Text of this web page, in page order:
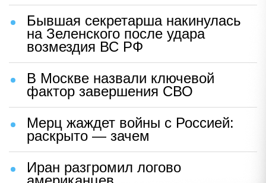
Бывшая секретарша накинулась
на Зеленского после удара
возмездия ВС РФ
В Москве назвали ключевой
фактор завершения СВО
Мерц жаждет войны с Россией:
раскрыто — зачем
Иран разгромил логово